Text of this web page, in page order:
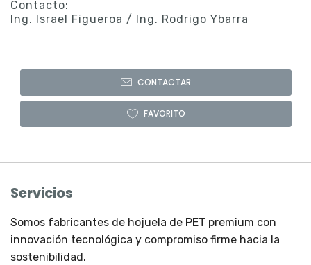
Contacto:
Ing. Israel Figueroa / Ing. Rodrigo Ybarra
CONTACTAR
FAVORITO
Servicios
Somos fabricantes de hojuela de PET premium con
innovación tecnológica y compromiso firme hacia la
sostenibilidad.